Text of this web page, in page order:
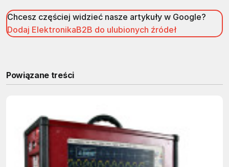
Chcesz częściej widzieć nasze artykuły w Google?
Dodaj ElektronikaB2B do ulubionych źródeł
Powiązane treści